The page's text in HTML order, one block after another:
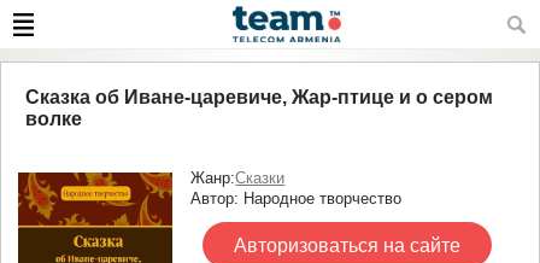
Сказка об Иване-царевиче, Жар-птице и о сером
волке
Жанр:Сказки
Автор: Народное творчество
Авторизоваться на сайте